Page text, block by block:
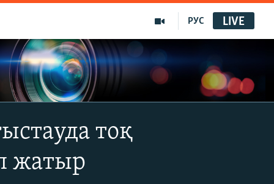
РУС LIVE
тоқ
жатыр